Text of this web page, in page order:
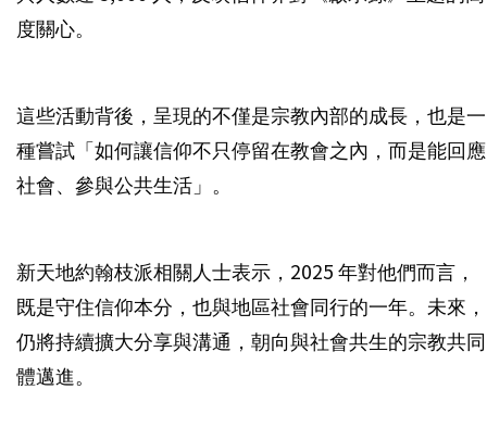
度關心。
這些活動背後，呈現的不僅是宗教內部的成長，也是一
種嘗試「如何讓信仰不只停留在教會之內，而是能回應
社會、參與公共生活」。
新天地約翰枝派相關人士表示，2025 年對他們而言，
既是守住信仰本分，也與地區社會同行的一年。未來，
仍將持續擴大分享與溝通，朝向與社會共生的宗教共同
體邁進。